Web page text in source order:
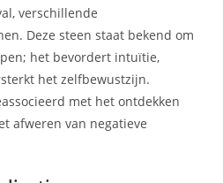
verschillende
Deze steen staat bekend om
het bevordert intuïtie,
het zelfbewustzijn.
met het ontdekken
afweren van negatieve